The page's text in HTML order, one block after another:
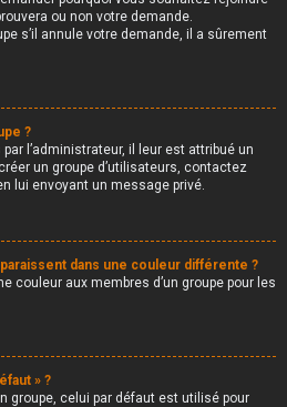
ou non votre demande.
s’il annule votre demande, il a sûrement
?
l’administrateur, il leur est attribué un
un groupe d’utilisateurs, contactez
lui envoyant un message privé.
dans une couleur différente ?
couleur aux membres d’un groupe pour les
» ?
groupe, celui par défaut est utilisé pour